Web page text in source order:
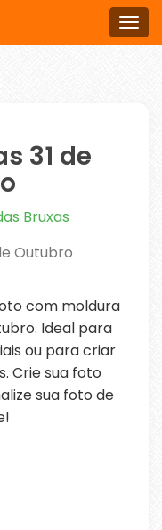
Menu
31 de
Bruxas
Outubro
com moldura
Ideal para
ou para criar
Crie sua foto
sua foto de